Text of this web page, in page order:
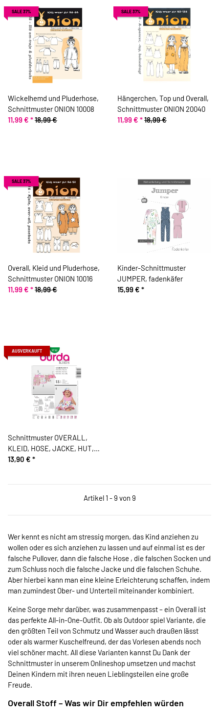
SALE 37%
Wickelhemd und Pluderhose,
Schnittmuster ONION 10008
11,99 € *18,99 €
SALE 37%
Hängerchen, Top und Overall,
Schnittmuster ONION 20040
11,99 € *18,99 €
SALE 37%
Overall, Kleid und Pluderhose,
Schnittmuster ONION 10016
11,99 € *18,99 €
Kinder-Schnittmuster
JUMPER, fadenkäfer
15,99 € *
AUSVERKAUFT
Schnittmuster OVERALL,
KLEID, HOSE, JACKE, HUT,
burda kids 9712
13,90 € *
Artikel 1 - 9 von 9
Wer kennt es nicht am stressig morgen, das Kind anziehen zu
wollen oder es sich anziehen zu lassen und auf einmal ist es der
falsche Pullover, dann die falsche Hose , die falschen Socken und
zum Schluss noch die falsche Jacke und die falschen Schuhe.
Aber hierbei kann man eine kleine Erleichterung schaffen, indem
man zumindest Ober- und Unterteil miteinander kombiniert.
Keine Sorge mehr darüber, was zusammenpasst – ein Overall ist
das perfekte All-in-One-Outfit. Ob als Outdoor spiel Variante, die
den größten Teil von Schmutz und Wasser auch draußen lässt
oder als warmer Kuschelfreund, der das Vorlesen abends noch
viel schöner macht. All diese Varianten kannst Du Dank der
Schnittmuster in unserem Onlineshop umsetzen und machst
Deinen Kindern mit ihren neuen Lieblingsteilen eine große
Freude.
Overall Stoff – Was wir Dir empfehlen würden